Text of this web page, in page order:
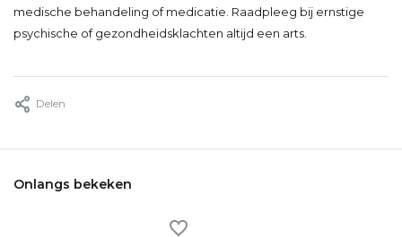
medische behandeling of medicatie. Raadpleeg bij ernstige
psychische of gezondheidsklachten altijd een arts.
Delen
Onlangs bekeken